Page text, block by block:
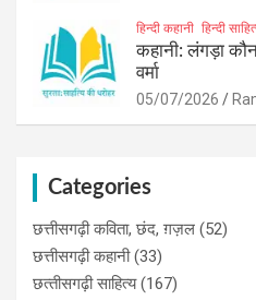
हिन्दी कहानी हिन्दी
कहानी: लंगड़ा
वर्मा
05/07/2026
Categories
छत्तीसगढ़ी कविता, छंद, ग़ज़ल (52)
छत्तीसगढ़ी कहानी(33)
छत्‍तीसगढ़ी साहित्‍य(167)